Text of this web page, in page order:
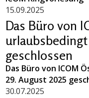
15.09.2025
Das Büro von
urlaubsbedingt
geschlossen
Das Büro von ICOM
29. August 2025
30.07.2025